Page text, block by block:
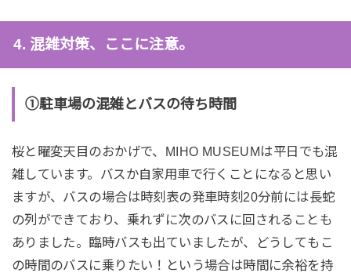
4. 混雑対策、ここに注意。
①駐車場の混雑とバスの待ち時間
桜と曜変天目のおかげで、MIHO MUSEUMは平日でも混
雑しています。バスか自家用車で行くことになると思い
ますが、バスの場合は時刻表の発車時刻20分前には長蛇
の列ができており、乗れずに次のバスに回されることも
ありました。臨時バスも出ていましたが、どうしてもこ
の時間のバスに乗りたい！という場合は時間に余裕を持